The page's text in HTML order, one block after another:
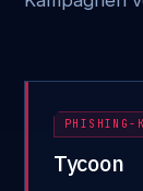
Tycoon